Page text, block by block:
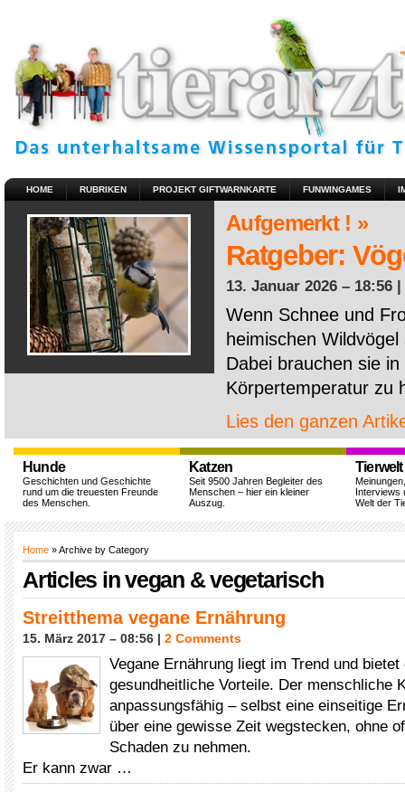
HOME RUBRIKEN PROJEKT GIFTWARNKARTE FUNWINGAMES
Aufgemerkt ! »
Ratgeber:
13. Januar 2026 – 18:56 |
Wenn Schnee und
heimischen
Dabei brauchen sie
Körpertemperatur zu
Lies den ganzen
Hunde
Geschichten und Geschichte
rund um die treuesten Freunde
des Menschen.
Katzen
Seit 9500 Jahren Begleiter des
Menschen – hier ein kleiner
Auszug.
Tierwelt
Interviews
Welt der
Home » Archive by Category
Articles invegan & vegetarisch
Streitthema vegane Ernährung
15. März 2017 – 08:56 | 2 Comments
Vegane Ernährung liegt im Trend und bietet
gesundheitliche Vorteile. Der menschliche
anpassungsfähig – selbst eine einseitige
über eine gewisse Zeit wegstecken, ohne
Schaden zu nehmen.
Er kann zwar …